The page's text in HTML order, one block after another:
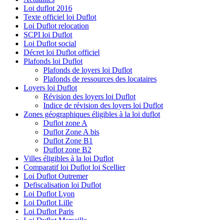
Loi duflot 2016
Texte officiel loi Duflot
Loi Duflot relocation
SCPI loi Duflot
Loi Duflot social
Décret loi Duflot officiel
Plafonds loi Duflot
Plafonds de loyers loi Duflot
Plafonds de ressources des locataires
Loyers loi Duflot
Révision des loyers loi Duflot
Indice de révision des loyers loi Duflot
Zones géographiques éligibles à la loi duflot
Duflot zone A
Duflot Zone A bis
Duflot Zone B1
Duflot zone B2
Villes éligibles à la loi Duflot
Comparatif loi Duflot loi Scellier
Loi Duflot Outremer
Defiscalisation loi Duflot
Loi Duflot Lyon
Loi Duflot Lille
Loi Duflot Paris